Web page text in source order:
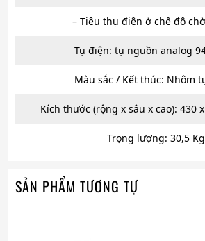
– Tiêu thụ điện ở chế độ
Tụ điện: tụ nguồn analog
Màu sắc / Kết thúc: Nhôm
Kích thước (rộng x sâu x cao): 430
Trọng lượng: 30,5 Kg
SẢN PHẨM TƯƠNG TỰ